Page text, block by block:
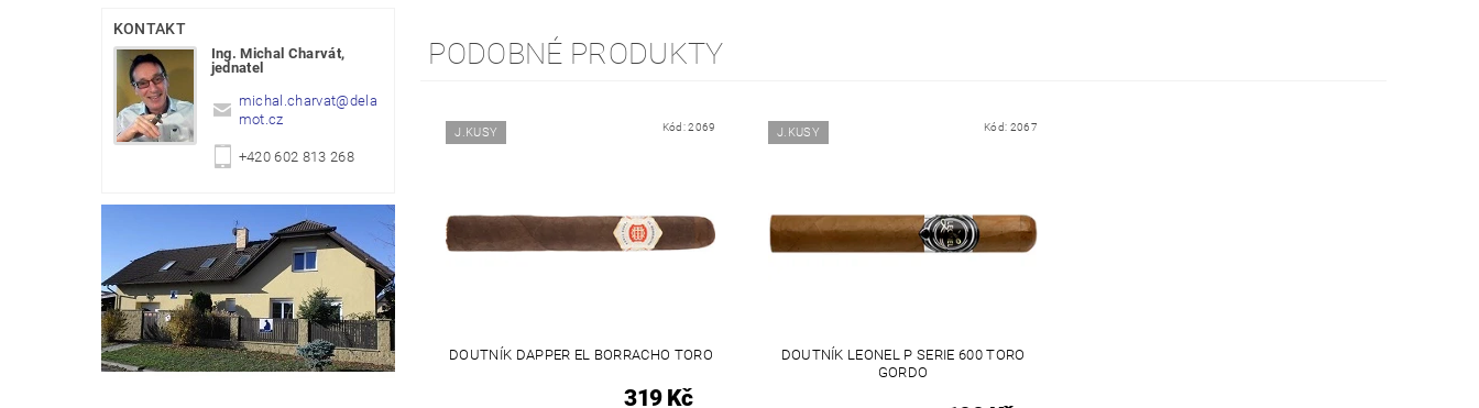
KONTAKT
Ing. Michal Charvát,
jednatel
michal.charvat@dela
mot.cz
+420 602 813 268
PODOBNÉ PRODUKTY
J.KUSY Kód:2069
DOUTNÍK DAPPER EL BORRACHO TORO
319 Kč
J.KUSY Kód: 2067
DOUTNÍK LEONEL P SERIE 600 TORO
GORDO